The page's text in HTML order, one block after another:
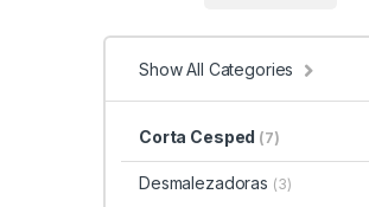
Show All Categories
Corta Cesped (7)
Desmalezadoras (3)